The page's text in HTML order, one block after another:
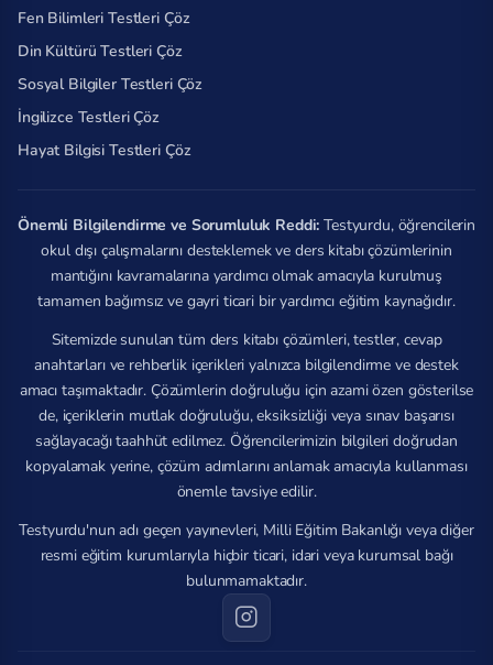
Fen Bilimleri Testleri Çöz
Din Kültürü Testleri Çöz
Sosyal Bilgiler Testleri Çöz
İngilizce Testleri Çöz
Hayat Bilgisi Testleri Çöz
Önemli Bilgilendirme ve Sorumluluk Reddi: Testyurdu, öğrencilerin
okul dışı çalışmalarını desteklemek ve ders kitabı çözümlerinin
mantığını kavramalarına yardımcı olmak amacıyla kurulmuş
tamamen bağımsız ve gayri ticari bir yardımcı eğitim kaynağıdır.
Sitemizde sunulan tüm ders kitabı çözümleri, testler, cevap
anahtarları ve rehberlik içerikleri yalnızca bilgilendirme ve destek
amacı taşımaktadır. Çözümlerin doğruluğu için azami özen gösterilse
de, içeriklerin mutlak doğruluğu, eksiksizliği veya sınav başarısı
sağlayacağı taahhüt edilmez. Öğrencilerimizin bilgileri doğrudan
kopyalamak yerine, çözüm adımlarını anlamak amacıyla kullanması
önemle tavsiye edilir.
Testyurdu'nun adı geçen yayınevleri, Milli Eğitim Bakanlığı veya diğer
resmi eğitim kurumlarıyla hiçbir ticari, idari veya kurumsal bağı
bulunmamaktadır.